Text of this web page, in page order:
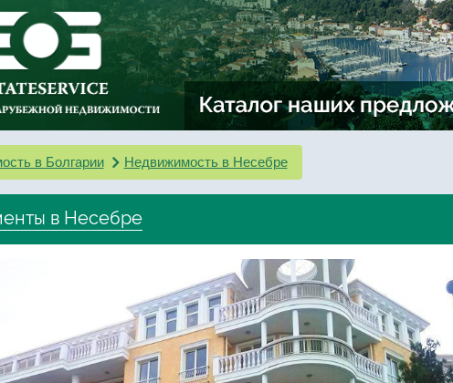
в Болгарии Недвижимость в Несебре
в Несебре